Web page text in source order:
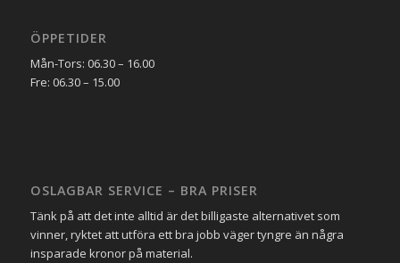
ÖPPETIDER
Mån-Tors: 06.30 – 16.00
Fre: 06.30 – 15.00
OSLAGBAR SERVICE – BRA PRISER
Tänk på att det inte alltid är det billigaste alternativet som
vinner, ryktet att utföra ett bra jobb väger tyngre än några
insparade kronor på material.